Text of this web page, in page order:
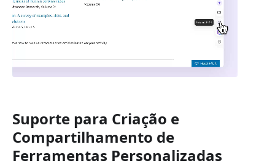
Suporte para Criação e
Compartilhamento de
Ferramentas Personalizadas